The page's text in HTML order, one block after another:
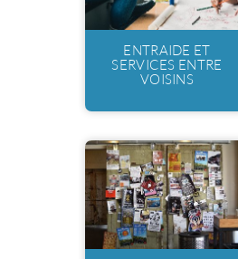
ENTRAIDE ET
SERVICES ENTRE
VOISINS